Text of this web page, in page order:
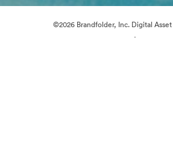
©2026 Brandfolder, Inc. Digital
·